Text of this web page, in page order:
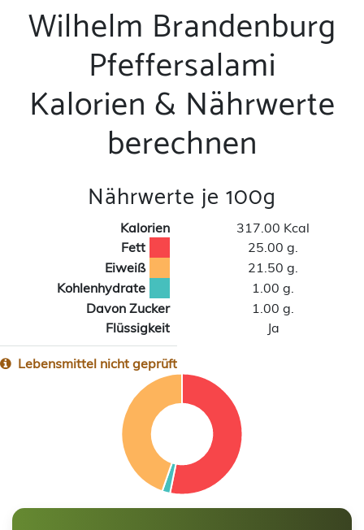
Wilhelm Brandenburg
Pfeffersalami
Kalorien & Nährwerte
berechnen
Nährwerte je 100g
Kalorien
317.00 Kcal
Fett
25.00 g.
Eiweiß
21.50 g.
Kohlenhydrate
1.00 g.
Davon Zucker
1.00 g.
Flüssigkeit
Ja
Lebensmittel nicht geprüft